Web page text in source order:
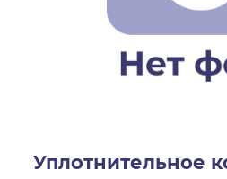
Уплотнительное